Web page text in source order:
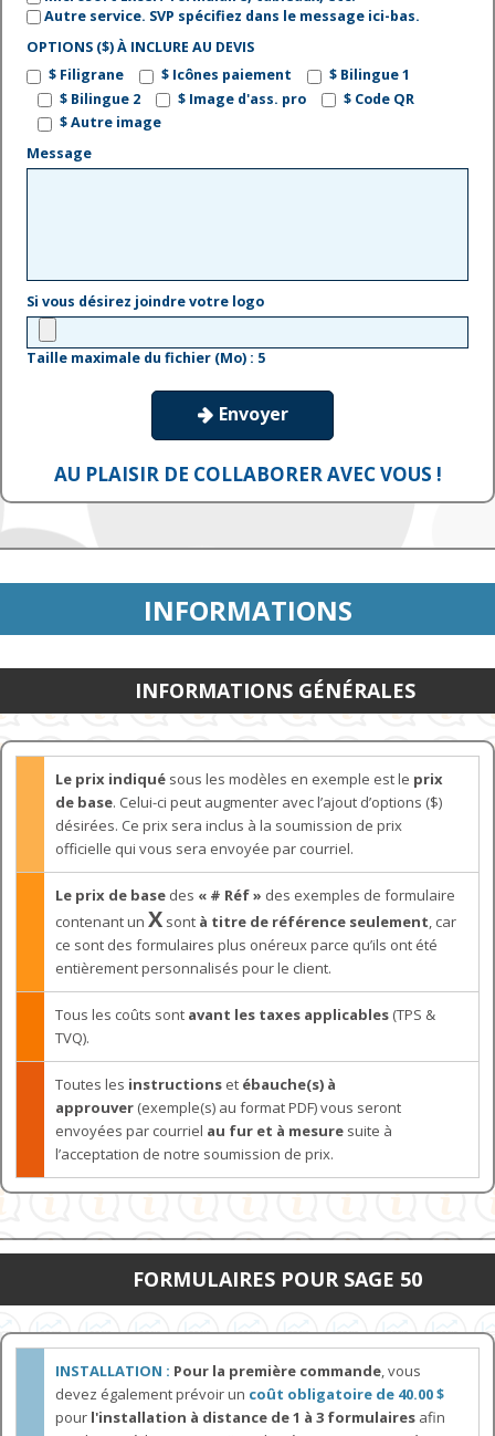
Autre service. SVP spécifiez dans le message ici-bas.
OPTIONS ($) À INCLURE AU DEVIS
$ Filigrane
$ Icônes paiement
$ Bilingue 1
$ Bilingue 2
$ Image d'ass. pro
$ Code QR
$ Autre image
Message
Si vous désirez joindre votre logo
Taille maximale du fichier (Mo) : 5
 Envoyer
AU PLAISIR DE COLLABORER AVEC VOUS !
INFORMATIONS
INFORMATIONS GÉNÉRALES
Le prix indiqué sous les modèles en exemple est le prix
de base. Celui-ci peut augmenter avec l’ajout d’options ($)
désirées. Ce prix sera inclus à la soumission de prix
officielle qui vous sera envoyée par courriel.
Le prix de base des « # Réf » des exemples de formulaire
contenant un X sont à titre de référence seulement, car
ce sont des formulaires plus onéreux parce qu’ils ont été
entièrement personnalisés pour le client.
Tous les coûts sont avant les taxes applicables (TPS &
TVQ).
Toutes les instructions et ébauche(s) à
approuver (exemple(s) au format PDF) vous seront
envoyées par courriel au fur et à mesure suite à
l’acceptation de notre soumission de prix.
FORMULAIRES POUR SAGE 50
INSTALLATION : Pour la première commande, vous
devez également prévoir un coût obligatoire de 40.00 $
pour l'installation à distance de 1 à 3 formulaires afin